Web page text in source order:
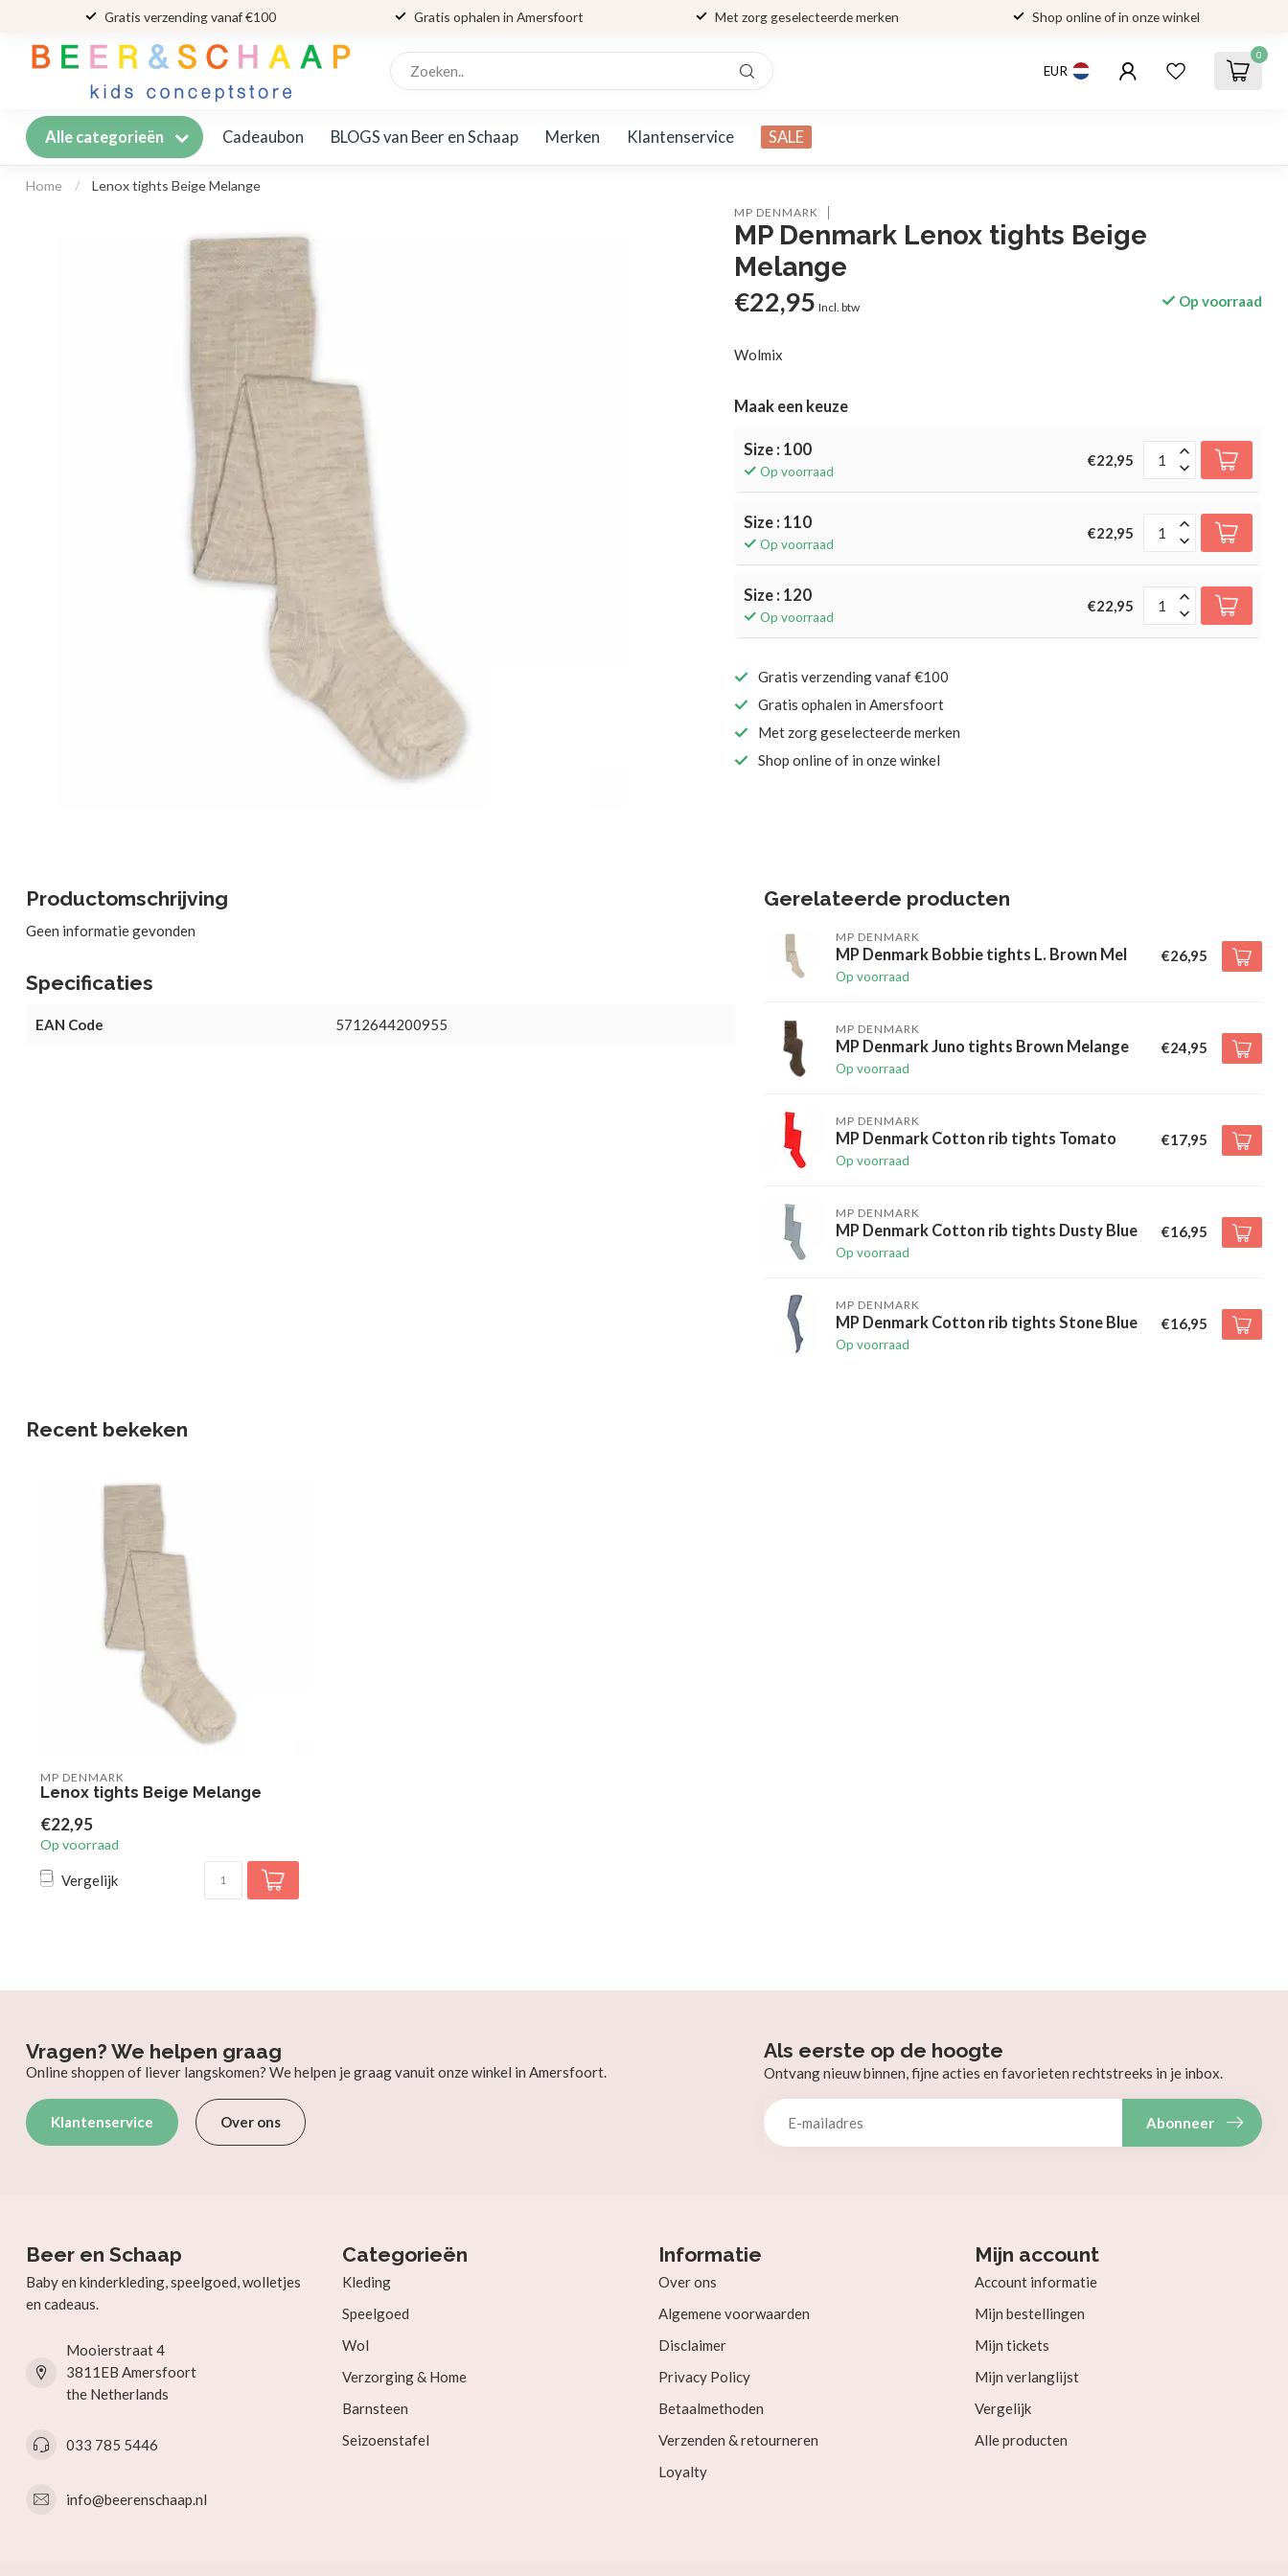
Gratis verzending vanaf €100 Gratis ophalen in Amersfoort Met zorg geselecteerde merken Shop online of in onze winkel
EUR
0
Alle categorieën Cadeaubon BLOGS van Beer en Schaap Merken Klantenservice SALE
Home / Lenox tights Beige Melange
MP DENMARK
MP Denmark Lenox tights Beige
Melange
€22,95 Incl. btw Op voorraad
Wolmix
Maak een keuze
Size : 100
Op voorraad
€22,95
Size : 110
Op voorraad
€22,95
Size : 120
Op voorraad
€22,95
Gratis verzending vanaf €100
Gratis ophalen in Amersfoort
Met zorg geselecteerde merken
Shop online of in onze winkel
Productomschrijving
Geen informatie gevonden
Specificaties
EAN Code 5712644200955
Gerelateerde producten
MP DENMARK
MP Denmark Bobbie tights L. Brown Mel
Op voorraad
€26,95
MP DENMARK
MP Denmark Juno tights Brown Melange
Op voorraad
€24,95
MP DENMARK
MP Denmark Cotton rib tights Tomato
Op voorraad
€17,95
MP DENMARK
MP Denmark Cotton rib tights Dusty Blue
Op voorraad
€16,95
MP DENMARK
MP Denmark Cotton rib tights Stone Blue
Op voorraad
€16,95
Recent bekeken
MP DENMARK
Lenox tights Beige Melange
€22,95
Op voorraad
Vergelijk
Vragen? We helpen graag
Online shoppen of liever langskomen? We helpen je graag vanuit onze winkel in Amersfoort.
Klantenservice Over ons
Als eerste op de hoogte
Ontvang nieuw binnen, fijne acties en favorieten rechtstreeks in je inbox.
Abonneer
Beer en Schaap
Baby en kinderkleding, speelgoed, wolletjes
en cadeaus.
Mooierstraat 4
3811EB Amersfoort
the Netherlands
033 785 5446
info@beerenschaap.nl
Categorieën
Kleding
Speelgoed
Wol
Verzorging & Home
Barnsteen
Seizoenstafel
Informatie
Over ons
Algemene voorwaarden
Disclaimer
Privacy Policy
Betaalmethoden
Verzenden & retourneren
Loyalty
Mijn account
Account informatie
Mijn bestellingen
Mijn tickets
Mijn verlanglijst
Vergelijk
Alle producten